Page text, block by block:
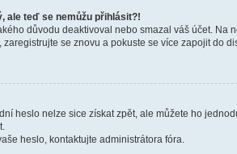
ale teď se nemůžu přihlásit?!
důvodu deaktivoval nebo smazal váš účet.
se znovu a pokuste se více zapojit do
heslo nelze sice získat zpět, ale můžete ho
heslo, kontaktujte administrátora fóra.